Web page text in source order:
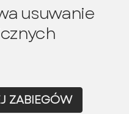
usuwanie
ZABIEGÓW